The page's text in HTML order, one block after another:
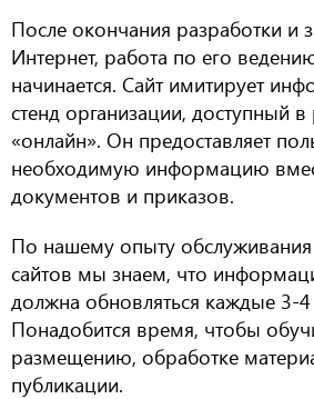
После окончания разработки и
Интернет, работа по его
начинается. Сайт имитирует
стенд организации, доступный
«онлайн». Он предоставляет
необходимую информацию
документов и приказов.
По нашему опыту обслуживания
сайтов мы знаем, что
должна обновляться каждые 3-4
Понадобится время, чтобы
размещению, обработке
публикации.